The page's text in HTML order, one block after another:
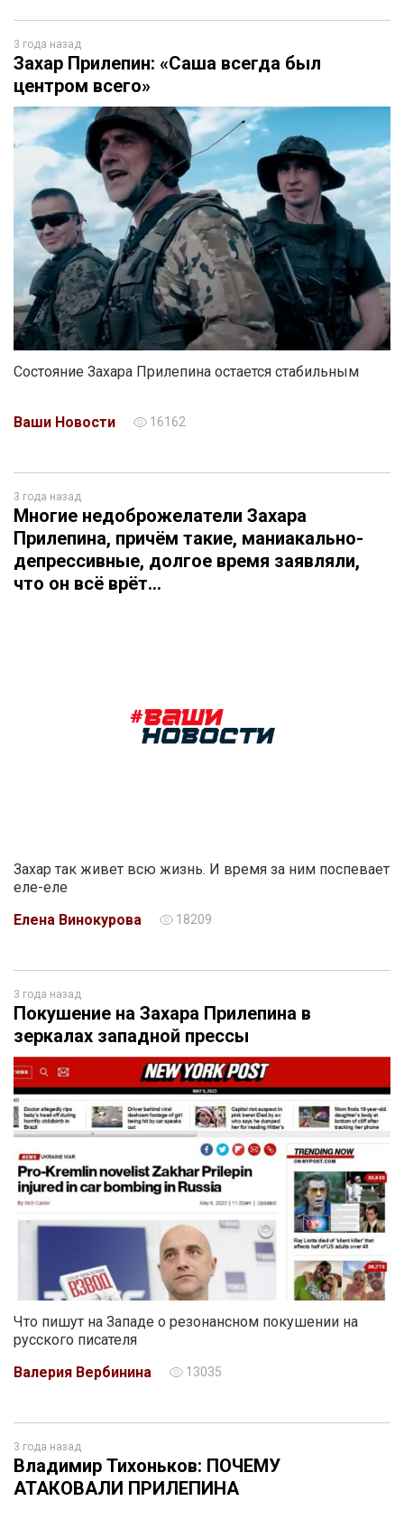
3 года назад
Захар Прилепин: «Саша всегда был
центром всего»
Состояние Захара Прилепина остается стабильным
Ваши Новости 16162
3 года назад
Многие недоброжелатели Захара
Прилепина, причём такие, маниакально-
депрессивные, долгое время заявляли,
что он всё врёт…
Захар так живет всю жизнь. И время за ним поспевает
еле-еле
Елена Винокурова
18209
3 года назад
Покушение на Захара Прилепина в
зеркалах западной прессы
Что пишут на Западе о резонансном покушении на
русского писателя
Валерия Вербинина
13035
3 года назад
Владимир Тихоньков: ПОЧЕМУ
АТАКОВАЛИ ПРИЛЕПИНА